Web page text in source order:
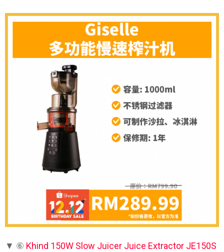
▼ ⑥ Khind 150W Slow Juicer Juice Extractor JE150S